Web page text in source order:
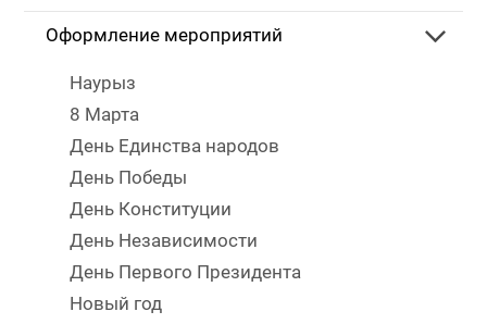
Оформление мероприятий
Наурыз
8 Марта
День Единства народов
День Победы
День Конституции
День Независимости
День Первого Президента
Новый год